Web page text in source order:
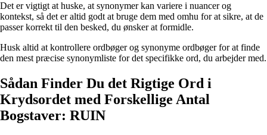
Det er vigtigt at huske, at synonymer kan variere i nuancer og
kontekst, så det er altid godt at bruge dem med omhu for at sikre, at de
passer korrekt til den besked, du ønsker at formidle.
Husk altid at kontrollere ordbøger og synonyme ordbøger for at finde
den mest præcise synonymliste for det specifikke ord, du arbejder med.
Sådan Finder Du det Rigtige Ord i
Krydsordet med Forskellige Antal
Bogstaver: RUIN